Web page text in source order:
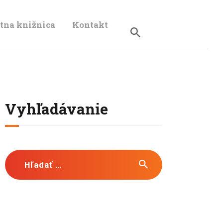
knižnica Kontakt
Vyhľadávanie
Hľadať: